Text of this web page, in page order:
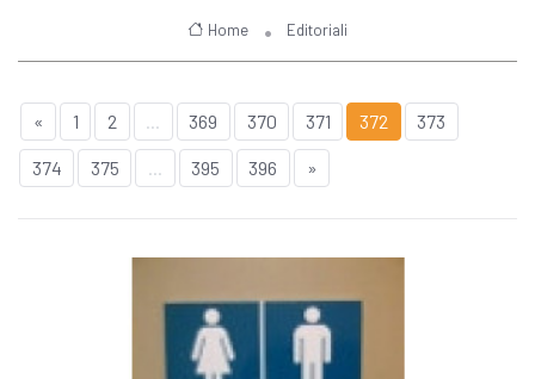
Home Editoriali
« 1 2 369 370 371 372 373
374 375 ... 395 396 »